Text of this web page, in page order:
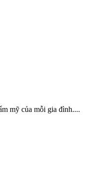
mỹ của mỗi gia đình....